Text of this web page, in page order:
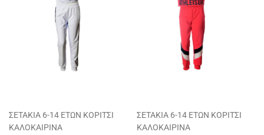
ΣΕΤΑΚΙΑ 6-14 ΕΤΩΝ ΚΟΡΙΤΣΙ
ΚΑΛΟΚΑΙΡΙΝΑ
ΣΕΤΑΚΙΑ 6-14 ΕΤΩΝ ΚΟΡΙΤΣΙ
ΚΑΛΟΚΑΙΡΙΝΑ